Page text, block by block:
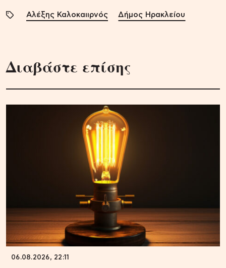
Αλέξης Καλοκαιιρνός Δήμος Ηρακλείου
Διαβάστε επίσης
06.08.2026, 22:11